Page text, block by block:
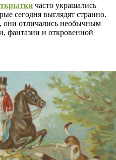
часто украшались
сегодня выглядят странно.
отличались необычным
фантазии и откровенной